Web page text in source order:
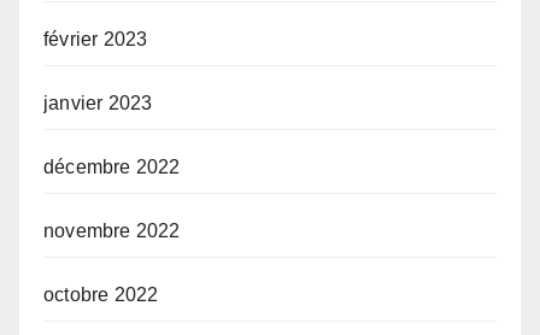
février 2023
janvier 2023
décembre 2022
novembre 2022
octobre 2022